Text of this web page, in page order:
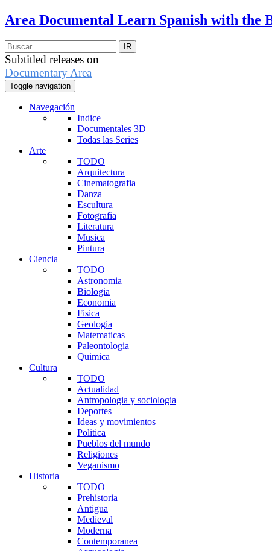
Area Documental Learn Spanish with the
Subtitled releases on
Documentary Area
Toggle navigation
Navegación
Indice
Documentales 3D
Todas las Series
Arte
TODO
Arquitectura
Cinematografia
Danza
Escultura
Fotografia
Literatura
Musica
Pintura
Ciencia
TODO
Astronomia
Biologia
Economia
Fisica
Geologia
Matematicas
Paleontologia
Quimica
Cultura
TODO
Actualidad
Antropologia y sociologia
Deportes
Ideas y movimientos
Politica
Pueblos del mundo
Religiones
Veganismo
Historia
TODO
Prehistoria
Antigua
Medieval
Moderna
Contemporanea